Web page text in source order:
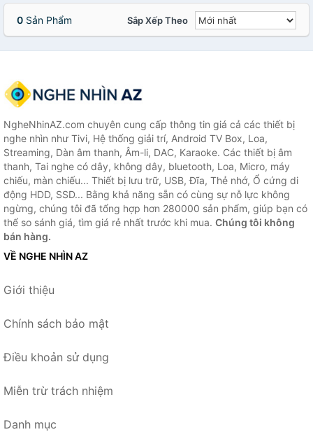
0 Sản Phẩm Sắp Xếp Theo
NgheNhinAZ.com chuyên cung cấp thông tin giá cả các thiết bị
nghe nhìn như Tivi, Hệ thống giải trí, Android TV Box, Loa,
Streaming, Dàn âm thanh, Âm-li, DAC, Karaoke. Các thiết bị âm
thanh, Tai nghe có dây, không dây, bluetooth, Loa, Micro, máy
chiếu, màn chiếu... Thiết bị lưu trữ, USB, Đĩa, Thẻ nhớ, Ổ cứng di
động HDD, SSD... Bằng khả năng sẵn có cùng sự nỗ lực không
ngừng, chúng tôi đã tổng hợp hơn 280000 sản phẩm, giúp bạn có
thể so sánh giá, tìm giá rẻ nhất trước khi mua. Chúng tôi không
bán hàng.
VỀ NGHE NHÌN AZ
Giới thiệu
Chính sách bảo mật
Điều khoản sử dụng
Miễn trừ trách nhiệm
Danh mục